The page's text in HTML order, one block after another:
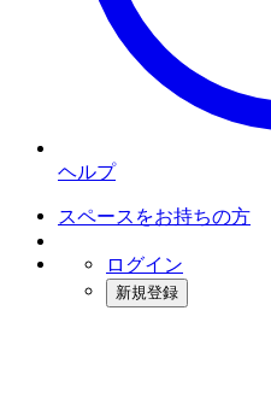
ヘルプ
スペースをお持ちの方
ログイン
新規登録